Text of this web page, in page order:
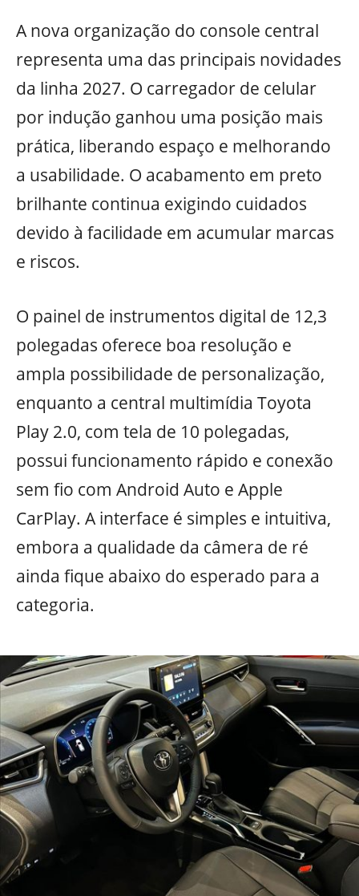
A nova organização do console central
representa uma das principais novidades
da linha 2027. O carregador de celular
por indução ganhou uma posição mais
prática, liberando espaço e melhorando
a usabilidade. O acabamento em preto
brilhante continua exigindo cuidados
devido à facilidade em acumular marcas
e riscos.
O painel de instrumentos digital de 12,3
polegadas oferece boa resolução e
ampla possibilidade de personalização,
enquanto a central multimídia Toyota
Play 2.0, com tela de 10 polegadas,
possui funcionamento rápido e conexão
sem fio com Android Auto e Apple
CarPlay. A interface é simples e intuitiva,
embora a qualidade da câmera de ré
ainda fique abaixo do esperado para a
categoria.